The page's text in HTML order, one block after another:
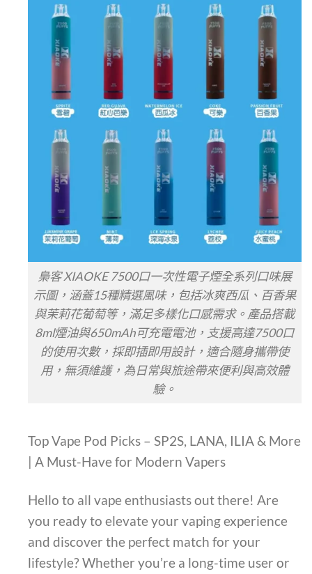
梟客 XIAOKE 7500口一次性電子煙全系列口味展
示圖，涵蓋15種精選風味，包括冰爽西瓜、百香果
與茉莉花葡萄等，滿足多樣化口感需求。產品搭載
8ml煙油與650mAh可充電電池，支援高達7500口
的使用次數，採即插即用設計，適合隨身攜帶使
用，無須維護，為日常與旅途帶來便利與高效體
驗。
Top Vape Pod Picks – SP2S, LANA, ILIA & More
| A Must-Have for Modern Vapers
Hello to all vape enthusiasts out there! Are
you ready to elevate your vaping experience
and discover the perfect match for your
lifestyle? Whether you’re a long-time user or